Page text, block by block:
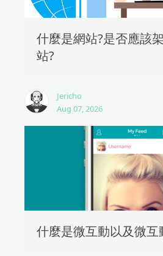
什麼是網站?是否應該
站?
Jericho
Aug 07, 2026
什麼是微互動以及微